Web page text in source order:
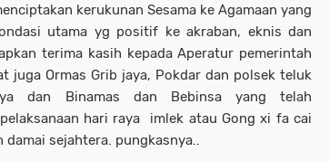
kerukunan Sesama ke Agamaan yang
utama yg positif ke akraban, eknis dan
terima kasih kepada Aperatur pemerintah
juga Ormas Grib jaya, Pokdar dan polsek teluk
dan Binamas dan Bebinsa yang telah
hari raya imlek atau Gong xi fa cai
sejahtera. pungkasnya..